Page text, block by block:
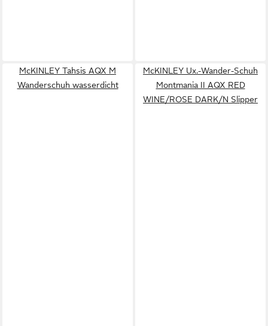
McKINLEY Tahsis AQX M
Wanderschuh wasserdicht
McKINLEY Ux.-Wander-Schuh
Montmania II AQX RED
WINE/ROSE DARK/N Slipper